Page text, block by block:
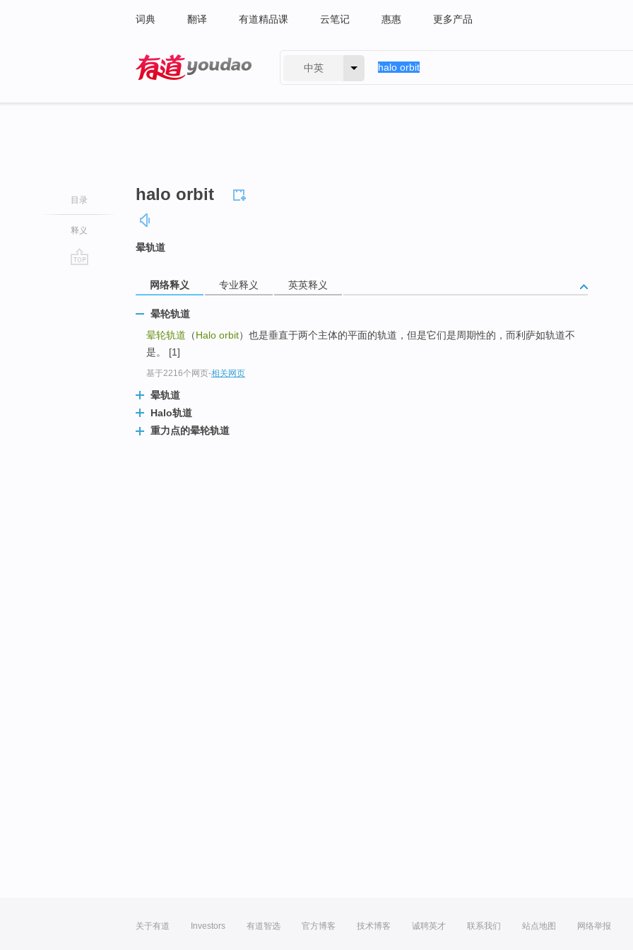
词典 翻译 有道精品课 云笔记 惠惠 更多产品
中英
目录
释义
halo orbit
晕轨道
网络释义 专业释义 英英释义
晕轮轨道
晕轮轨道 （Halo orbit）也是垂直于两个主体的平面的轨道，但是它们是周期性的，而利萨如轨道不
是。 [1]
基于2216个网页-相关网页
晕轨道
Halo轨道
重力点的晕轮轨道
关于有道 Investors 有道智选 官方博客 技术博客 诚聘英才 联系我们 站点地图 网络举报